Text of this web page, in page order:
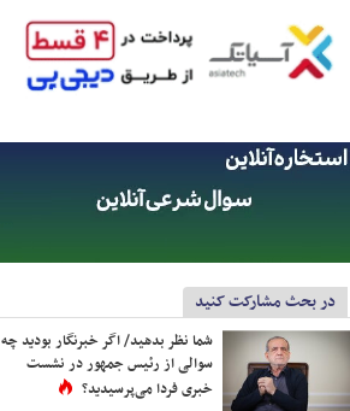
در بحث مشارکت کنید
شما نظر بدهید/ اگر خبرنگار بودید چه
سوالی از رئیس جمهور در نشست
خبری فردا می‌پرسیدید؟